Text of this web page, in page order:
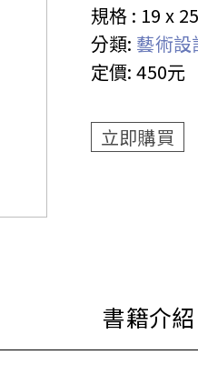
規格 : 19 x
分類: 藝術設
定價:450元
立即購買